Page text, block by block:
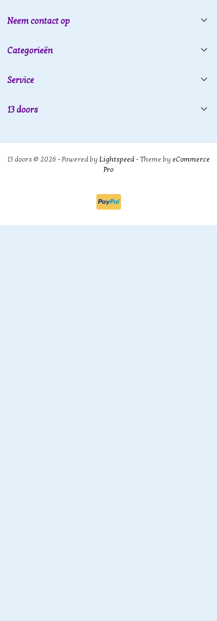
Neem contact op
Categorieën
Service
13 doors
13 doors © 2026 - Powered by Lightspeed- Theme by eCommerce
Pro